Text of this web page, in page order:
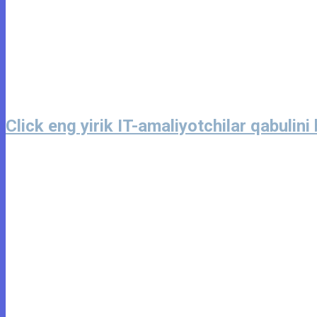
Click eng yirik IT-amaliyotchilar qabulini